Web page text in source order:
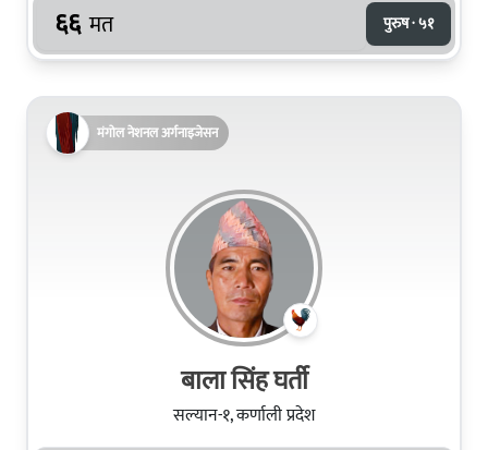
६६ मत पुरुष · ५१
मंगोल नेशनल अर्गनाइजेसन
बाला सिंह घर्ती
सल्यान-१, कर्णाली प्रदेश